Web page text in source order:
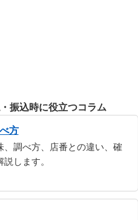
振込時に役立つコラム
方
、調べ方、店番との違い、確
します。